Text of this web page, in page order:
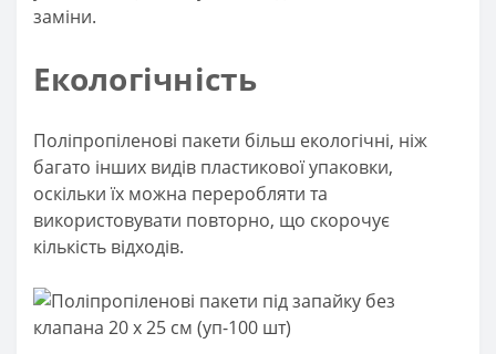
заміни.
Екологічність
Поліпропіленові пакети більш екологічні, ніж
багато інших видів пластикової упаковки,
оскільки їх можна переробляти та
використовувати повторно, що скорочує
кількість відходів.